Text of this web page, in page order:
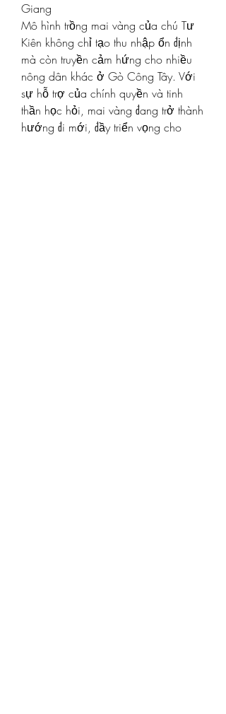
Giang
Mô hình trồng mai vàng của chú Tư
Kiên không chỉ tạo thu nhập ổn định
mà còn truyền cảm hứng cho nhiều
nông dân khác ở Gò Công Tây. Với
sự hỗ trợ của chính quyền và tinh
thần học hỏi, mai vàng đang trở thành
hướng đi mới, đầy triển vọng cho